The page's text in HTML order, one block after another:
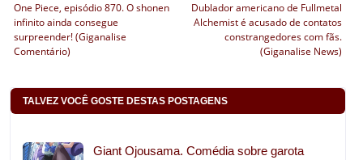
Dublador americano de Fullmetal
Alchemist é acusado de contatos
constrangedores com fãs.
(Giganalise News)
One Piece, episódio 870. O shonen
infinito ainda consegue
surpreender! (Giganalise
Comentário)
TALVEZ VOCÊ GOSTE DESTAS POSTAGENS
Giant Ojousama. Comédia sobre garota